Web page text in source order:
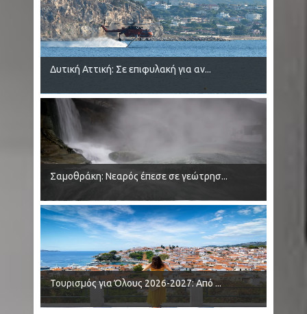
Δυτική Αττική: Σε επιφυλακή για αν...
Σαμοθράκη: Νεαρός έπεσε σε γεώτρησ...
Τουρισμός για Όλους 2026-2027: Από ...